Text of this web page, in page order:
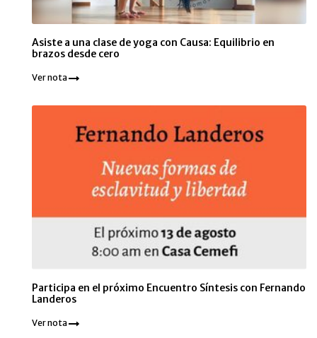
Asiste a una clase de yoga con Causa: Equilibrio en
brazos desde cero
Ver nota
Participa en el próximo Encuentro Síntesis con Fernando
Landeros
Ver nota